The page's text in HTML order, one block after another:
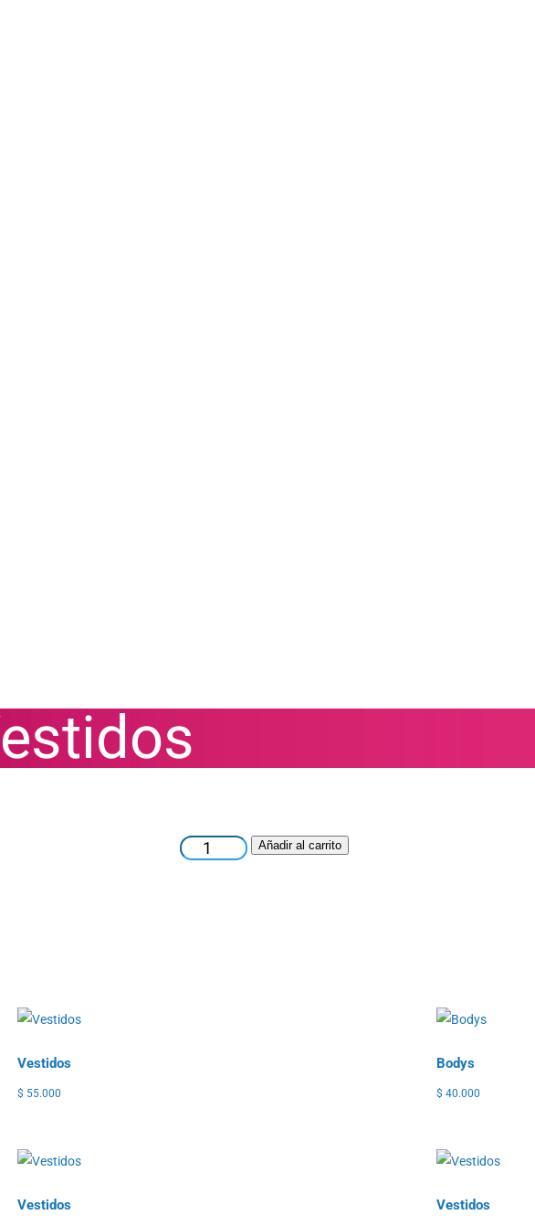
Vestidos
cantidad
Añadir al carrito
Vestidos
$ 55.000
Bodys
$ 40.000
Vestidos Vestidos